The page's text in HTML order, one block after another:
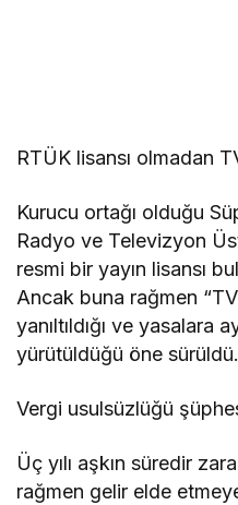
RTÜK lisansı olmadan
Kurucu ortağı olduğu
Radyo ve Televizyon
resmi bir yayın lisansı
Ancak buna rağmen
yanıltıldığı ve yasalara
yürütüldüğü öne sürüldü.
Vergi usulsüzlüğü
Üç yılı aşkın süredir
rağmen gelir elde